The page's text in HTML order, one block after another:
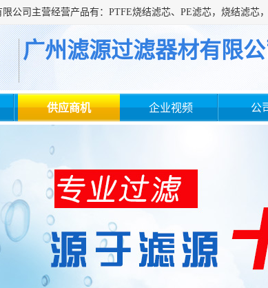
广州滤源过滤器材有限公
供应商机 企业视频 公